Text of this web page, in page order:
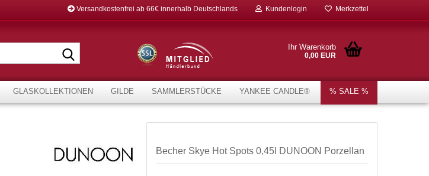
Versandkostenfrei ab 66€ innerhalb Deutschlands Kundenlogin Merkzettel
Ihr Warenkorb
0,00 EUR
GLASKOLLEKTIONEN GILDE SAMMLERSTÜCKE YANKEE CANDLE® % SALE %
Becher Skye Hot Spots 0,45l DUNOON Porzellan